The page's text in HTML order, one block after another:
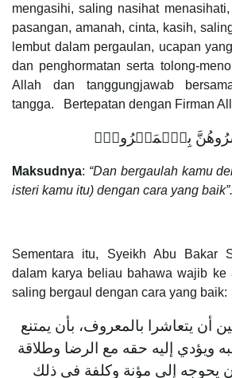
mengasihi, saling nasihat
pasangan, amanah, cinta, kasih,
lembut dalam pergaulan, ucapan
dan penghormatan serta tolong-
Allah dan tanggungjawab
tangga. Bertepatan dengan Firman
بِٱلۡمَعۡرُوفِۚ
Maksudnya: “Dan bergaulah kamu
isteri kamu itu) dengan cara yang baik”.
Sementara itu, Syeikh Abu Bakar
dalam karya beliau bahawa wajib ke
saling bergaul dengan cara yang baik:
أن يتعاشرا بالمعروف، بأن يمتنع
ويؤدي إليه حقه مع الرضا وطلاقة
يحوجه إلى مؤنة وكلفة في ذلك